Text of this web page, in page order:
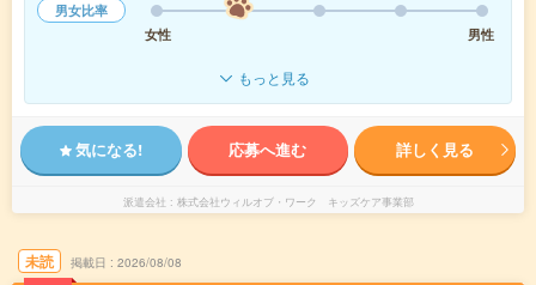
男女比率
女性
男性
もっと見る
気になる! 応募へ進む 詳しく見る
派遣会社 株式会社ウィルオブ・ワーク キッズケア事業部
未読 掲載日 2026/08/08